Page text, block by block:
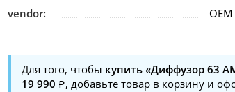
vendor:
OEM
Для того, чтобы купить «Диффузор 63
19 990
, добавьте товар в корзину и